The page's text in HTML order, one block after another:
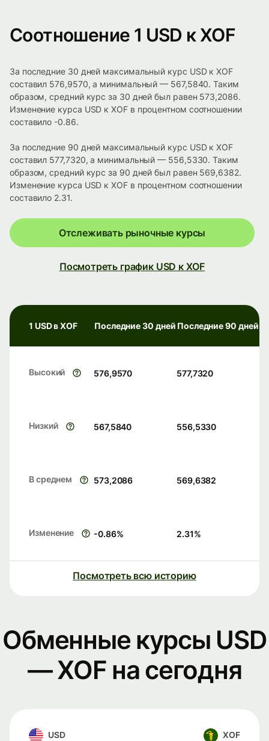
Соотношение 1 USD к XOF
За последние 30 дней максимальный курс USD к XOF
составил 576,9570, а минимальный — 567,5840. Таким
образом, средний курс за 30 дней был равен 573,2086.
Изменение курса USD к XOF в процентном соотношении
составило -0.86.
За последние 90 дней максимальный курс USD к XOF
составил 577,7320, а минимальный — 556,5330. Таким
образом, средний курс за 90 дней был равен 569,6382.
Изменение курса USD к XOF в процентном соотношении
составило 2.31.
Отслеживать рыночные курсы
Посмотреть график USD к XOF
1 USD в XOF Последние 30 дней Последние 90 дней
Высокий 576,9570 577,7320
Низкий 567,5840 556,5330
В среднем 573,2086 569,6382
Изменение -0.86% 2.31%
Посмотреть всю историю
Обменные курсы USD
— XOF на сегодня
USD XOF